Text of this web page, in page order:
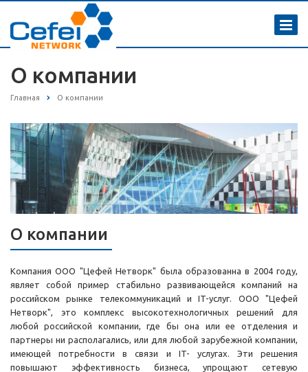
О компании
Главная О компании
О компании
Компания ООО "Цефей Нетворк" была образованна в 2004 году,
являет собой пример стабильно развивающейся компаний на
российском рынке телекоммуникаций и IT-услуг. ООО "Цефей
Нетворк", это комплекс высокотехнологичных решений для
любой российской компании, где бы она или ее отделения и
партнеры ни располагались, или для любой зарубежной компании,
имеющей потребности в связи и IT- услугах. Эти решения
повышают эффективность бизнеса, упрощают сетевую